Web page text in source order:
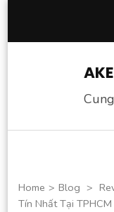
Home > Blog >
Tín Nhất Tại TPHCM